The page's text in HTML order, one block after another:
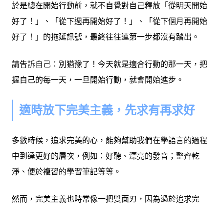
於是總在開始行動前，就不自覺對自己釋放「從明天開始
好了！」、「從下週再開始好了！」、「從下個月再開始
好了！」的拖延訊號，最終往往連第一步都沒有踏出。
請告訴自己：別猶豫了！今天就是適合行動的那一天，把
握自己的每一天，一旦開始行動，就會開始進步。
適時放下完美主義，先求有再求好
多數時候，追求完美的心，能夠幫助我們在學語言的過程
中到達更好的層次，例如：好聽、漂亮的發音；整齊乾
淨、便於複習的學習筆記等等。
然而，完美主義也時常像一把雙面刃，因為過於追求完